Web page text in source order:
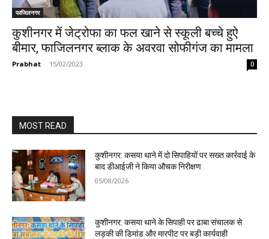
फाजिलनगर
कुशीनगर में जेट्रोफा का फल खाने से स्कूली बच्चे हुऐ
बीमार, फाजिलनगर ब्लाक के अवरवा सोफीगंज का मामला
Prabhat - 15/02/2023 0
MOST READ
कुशीनगर: कसया थाने में दो सिपाहियों पर सख्त कार्रवाई के
बाद डीआईजी ने किया औचक निरीक्षण
05/08/2026
कुशीनगर: कसया थाने के सिपाही पर ढाबा संचालक से
लड़की की डिमांड और मारपीट पर बड़ी कार्यवाही